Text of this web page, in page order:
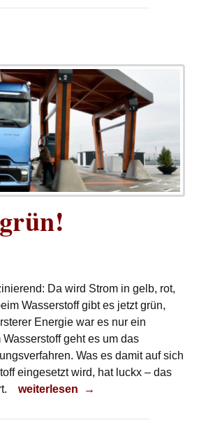
Da wird Strom in gelb, rot,
Wasserstoff gibt es jetzt grün,
Energie war es nur ein
geht es um das
Was es damit auf sich
eingesetzt wird, hat luckx – das
Sie sind grün!
weiterlesen →